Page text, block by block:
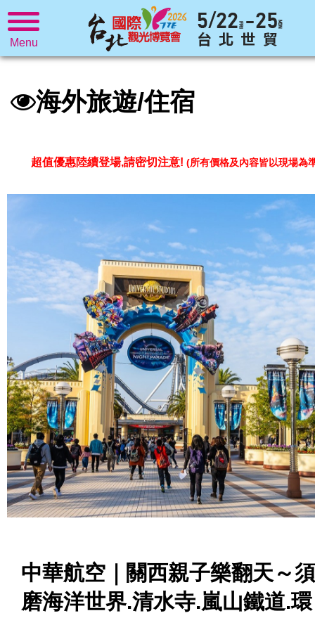
Menu
海外旅遊/住宿
超值優惠陸續登場,請密切注意! (所有價格及內容皆以現場為
中華航空｜關西親子樂翻天～須
磨海洋世界.清水寺.嵐山鐵道.環